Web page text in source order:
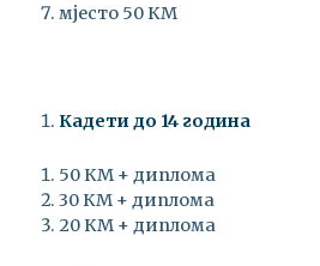
мјесто 50 КМ
Кадети до 14 година
50 КМ + диплома
30 КМ + диплома
20 КМ + диплома